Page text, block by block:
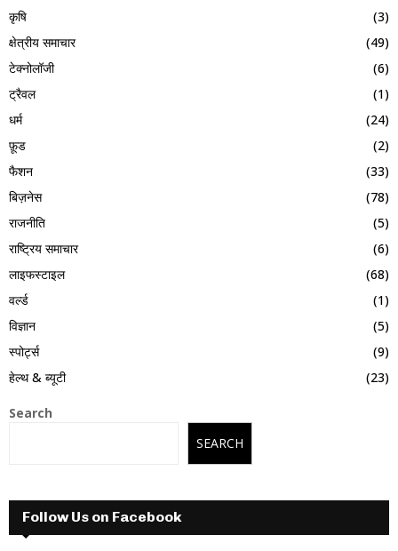
कृषि
(3)
क्षेत्रीय समाचार
(49)
टेक्नोलॉजी
(6)
ट्रैवल
(1)
धर्म
(24)
फ़ूड
(2)
फैशन
(33)
बिज़नेस
(78)
राजनीति
(5)
राष्ट्रिय समाचार
(6)
लाइफस्टाइल
(68)
वर्ल्ड
(1)
विज्ञान
(5)
स्पोर्ट्स
(9)
हेल्थ & ब्यूटी
(23)
Search
SEARCH
Follow Us on Facebook